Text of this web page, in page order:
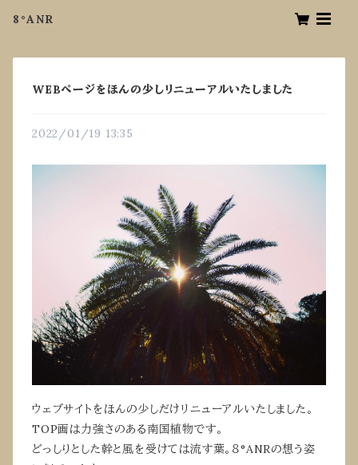
8°ANR
WEBページをほんの少しリニューアルいたしました
2022/01/19 13:35
ウェブサイトをほんの少しだけリニューアルいたしました。
TOP画は力強さのある南国植物です。
どっしりとした幹と風を受けては流す葉。８°ANRの想う姿